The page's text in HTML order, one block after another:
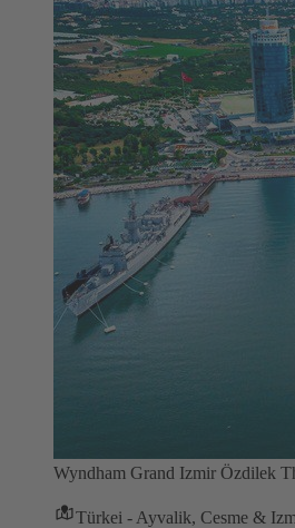
Wyndham Grand Izmir Özdilek
Türkei - Ayvalik, Cesme &